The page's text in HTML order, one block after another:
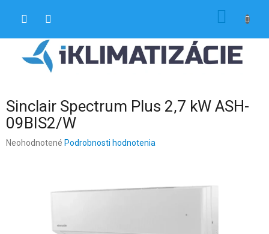
Sinclair Spectrum Plus 2,7 kW ASH-
09BIS2/W
Priemerné
Neohodnotené Podrobnosti hodnotenia